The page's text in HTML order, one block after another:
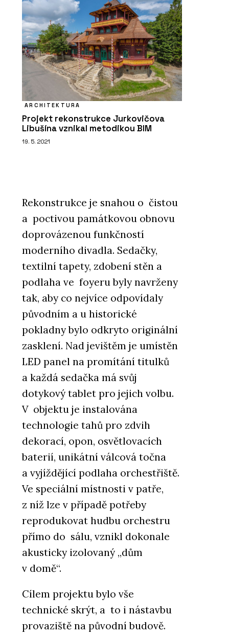
ARCHITEKTURA
Projekt rekonstrukce Jurkovičova
Libušína vznikal metodikou BIM
19. 5. 2021
Rekonstrukce je snahou o čistou
a poctivou památkovou obnovu
doprovázenou funkčností
moderního divadla. Sedačky,
textilní tapety, zdobení stěn a
podlaha ve foyeru byly navrženy
tak, aby co nejvíce odpovídaly
původním a u historické
pokladny bylo odkryto originální
zasklení. Nad jevištěm je umístěn
LED panel na promítání titulků
a každá sedačka má svůj
dotykový tablet pro jejich volbu.
V objektu je instalována
technologie tahů pro zdvih
dekorací, opon, osvětlovacích
baterií, unikátní válcová točna
a vyjíždějící podlaha orchestřiště.
Ve speciální místnosti v patře,
z níž lze v případě potřeby
reprodukovat hudbu orchestru
přímo do sálu, vznikl dokonale
akusticky izolovaný „dům
v domě“.
Cílem projektu bylo vše
technické skrýt, a to i nástavbu
provaziště na původní budově.